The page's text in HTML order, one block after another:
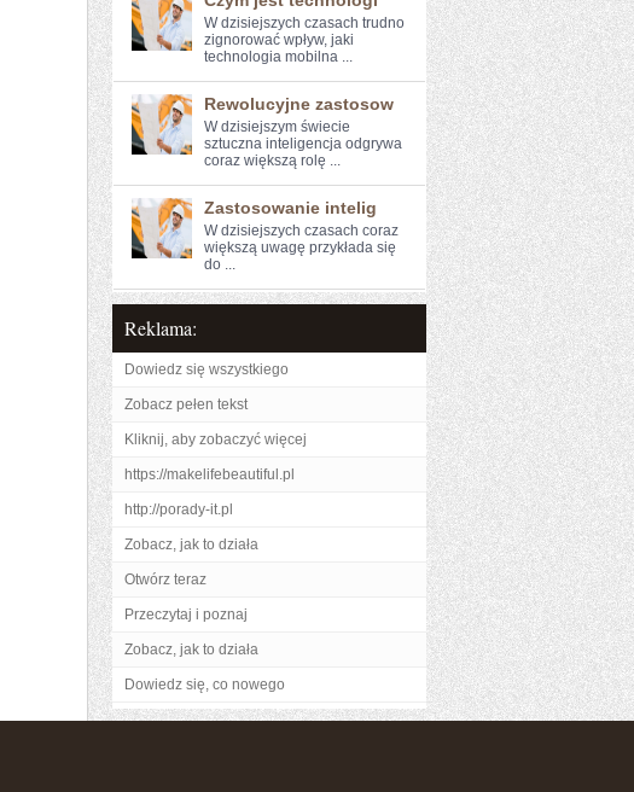
W dzisiejszych czasach‍ trudno
zignorować wpływ,‍ jaki‌
technologia mobilna ...
Rewolucyjne zastosow
W dzisiejszym świecie
sztuczna inteligencja‌ odgrywa
coraz większą​ rolę ...
Zastosowanie intelig
W dzisiejszych czasach coraz
‍większą​ uwagę ⁣przykłada się
do ...
Reklama:
Dowiedz się wszystkiego
Zobacz pełen tekst
Kliknij, aby zobaczyć więcej
https://makelifebeautiful.pl
http://porady-it.pl
Zobacz, jak to działa
Otwórz teraz
Przeczytaj i poznaj
Zobacz, jak to działa
Dowiedz się, co nowego